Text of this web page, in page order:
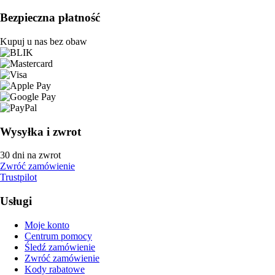
Bezpieczna płatność
Kupuj u nas bez obaw
Wysyłka i zwrot
30 dni na zwrot
Zwróć zamówienie
Trustpilot
Usługi
Moje konto
Centrum pomocy
Śledź zamówienie
Zwróć zamówienie
Kody rabatowe